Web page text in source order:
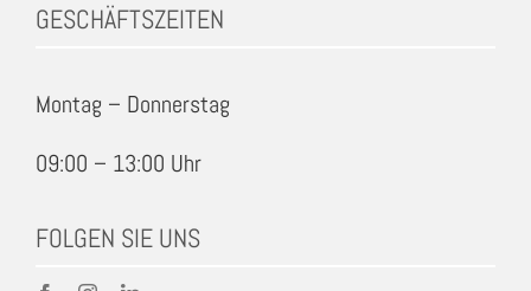
GESCHÄFTSZEITEN
Montag – Donnerstag
09:00 – 13:00 Uhr
FOLGEN SIE UNS